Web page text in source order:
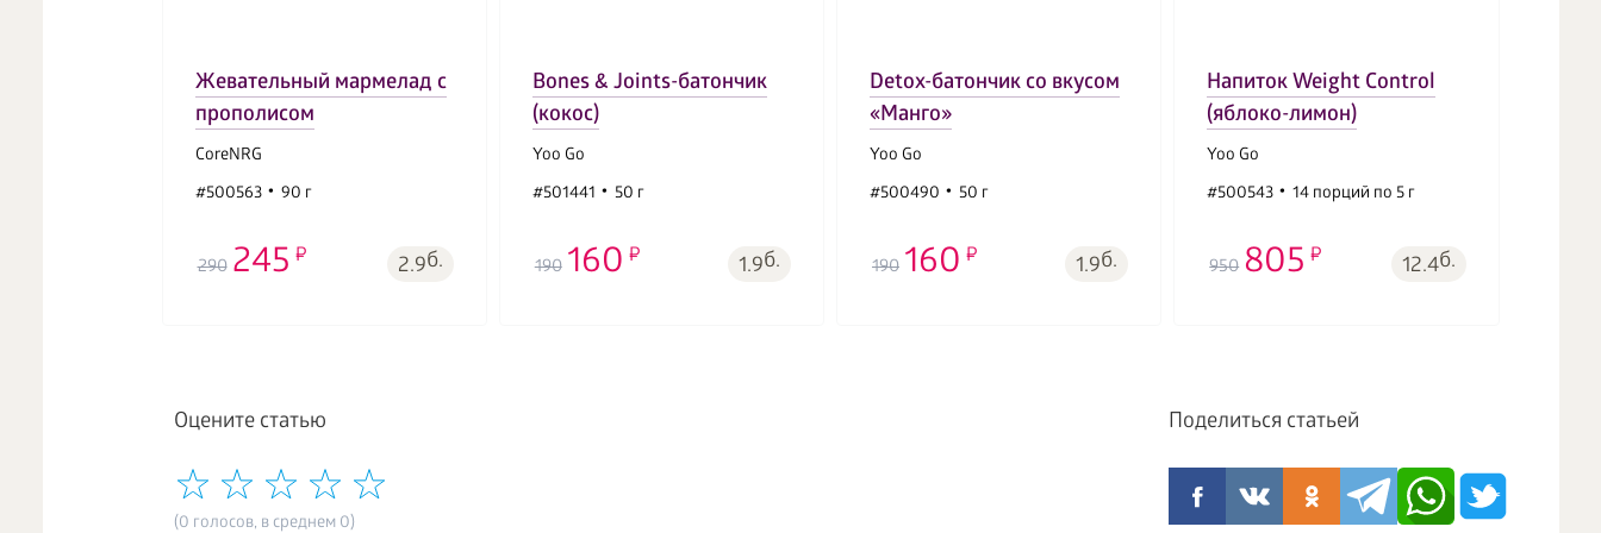
Жевательный мармелад с
прополисом
CoreNRG
#500563
90 г
290 245 2.9б.
Bones & Joints-батончик
(кокос)
Yoo Gо
#501441
50 г
190 160 1.9б.
Detox-батончик со вкусом
«Манго»
Yoo Gо
#500490
50 г
190 160 1.9б.
Напиток Weight Control
(яблоко-лимон)
Yoo Go
#500543
14 порций по 5 г
950 805 12.4б.
Оцените статью
(0 голосов, в среднем 0)
Поделиться статьей